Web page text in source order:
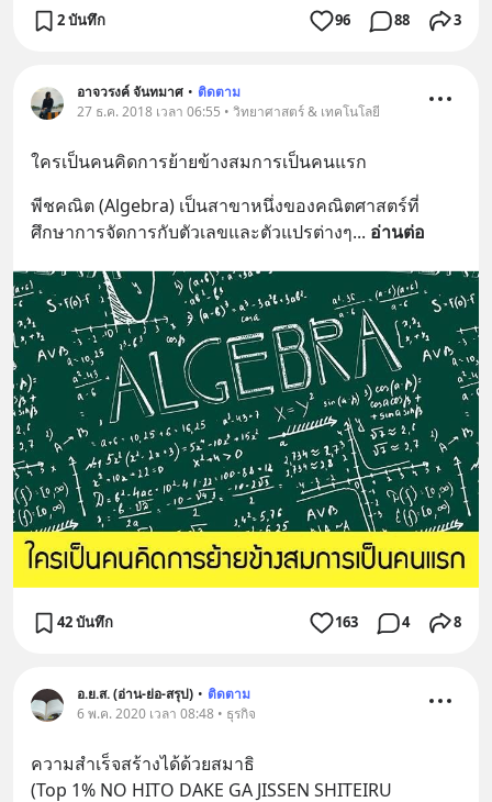
2 บันทึก 96 88 3
อาจวรงค์ จันทมาศ • ติดตาม
27 ธ.ค. 2018 เวลา 06:55 • วิทยาศาสตร์ & เทคโนโลยี
ใครเป็นคนคิดการย้ายข้างสมการเป็นคนแรก
พีชคณิต (Algebra) เป็นสาขาหนึ่งของคณิตศาสตร์ที่
ศึกษาการจัดการกับตัวเลขและตัวแปรต่างๆ... อ่านต่อ
42 บันทึก 163 4 8
อ.ย.ส. (อ่าน-ย่อ-สรุป) • ติดตาม
6 พ.ค. 2020 เวลา 08:48 • ธุรกิจ
ความสำเร็จสร้างได้ด้วยสมาธิ
(Top 1% NO HITO DAKE GA JISSEN SHITEIRU